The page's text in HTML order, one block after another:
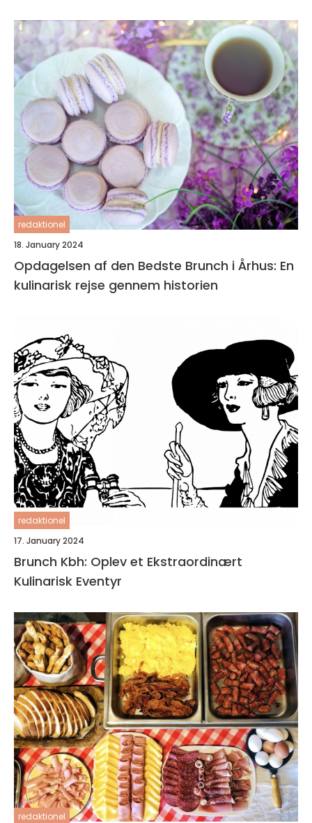
redaktionel
18. January 2024
Opdagelsen af den Bedste Brunch i Århus: En
kulinarisk rejse gennem historien
redaktionel
17. January 2024
Brunch Kbh: Oplev et Ekstraordinært
Kulinarisk Eventyr
redaktionel